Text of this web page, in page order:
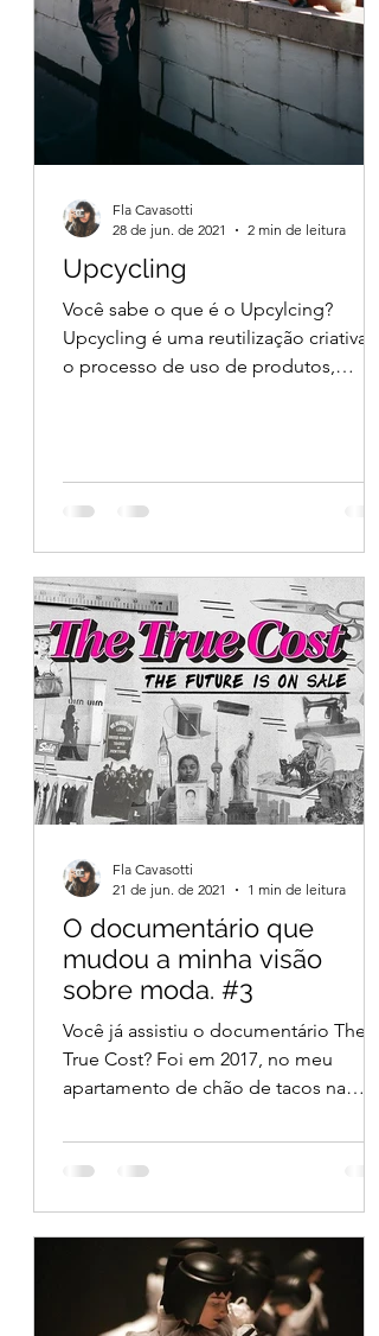
Upcycling
Você sabe o que é o Upcylcing?
Upcycling é uma reutilização criativa, é
o processo de uso de produtos,
Fla Cavasotti
28 de jun. de 2021
2 min de leitura
O documentário que
mudou a minha visão
sobre moda. #3
Você já assistiu o documentário The
True Cost? Foi em 2017, no meu
apartamento de chão de tacos na
Fla Cavasotti
21 de jun. de 2021
1 min de leitura